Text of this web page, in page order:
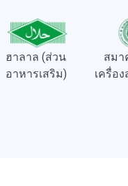
ฮาลาล (ส่วน
อาหารเสริม)
สมา
เครื่อ